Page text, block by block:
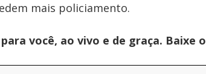
mais policiamento.
você, ao vivo e de graça. Baixe o